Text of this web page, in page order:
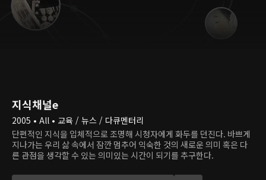
지식채널e
2005 • All • 교육 / 뉴스 / 다큐멘터리
단편적인 지식을 입체적으로 조명해 시청자에게 화두를 던진다. 바쁘게
지나가는 우리 삶 속에서 잠깐 멈추어 익숙한 것의 새로운 의미 혹은 다
른 관점을 생각할 수 있는 의미있는 시간이 되기를 추구한다.